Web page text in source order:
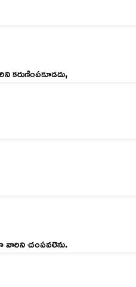
వారిని చంపవలెను.